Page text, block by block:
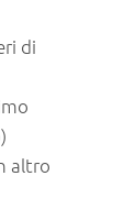
di
altro